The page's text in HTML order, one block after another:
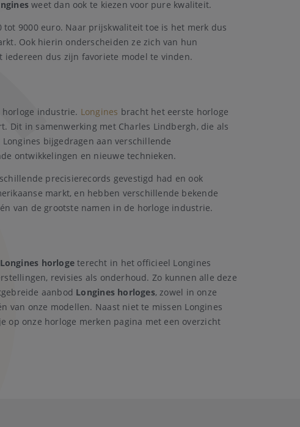
weet dan ook te kiezen voor pure kwaliteit.
9000 euro. Naar prijskwaliteit toe is het merk dus
Ook hierin onderscheiden ze zich van hun
dus zijn favoriete model te vinden.
horloge industrie. Longines bracht het eerste horloge
Dit in samenwerking met Charles Lindbergh, die als
bijgedragen aan verschillende
ontwikkelingen en nieuwe technieken.
precisierecords gevestigd had en ook
markt, en hebben verschillende bekende
van de grootste namen in de horloge industrie.
Longines horloge terecht in het officieel Longines
revisies als onderhoud. Zo kunnen alle deze
aanbod Longines horloges, zowel in onze
van onze modellen. Naast niet te missen Longines
op onze horloge merken pagina met een overzicht